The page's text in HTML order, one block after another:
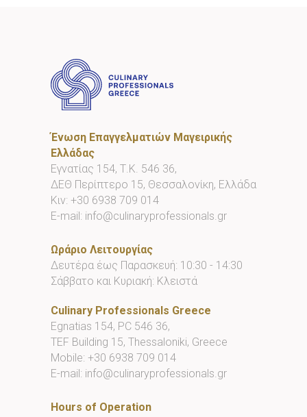
Ένωση Επαγγελματιών Μαγειρικής
Ελλάδας
Εγνατίας 154, Τ.Κ. 546 36,
ΔΕΘ Περίπτερο 15, Θεσσαλονίκη, Ελλάδα
Κιν: +30 6938 709 014
E-mail: info@culinaryprofessionals.gr
Ωράριο Λειτουργίας
Δευτέρα έως Παρασκευή: 10:30 - 14:30
Σάββατο και Κυριακή: Κλειστά
Culinary Professionals Greece
Egnatias 154, PC 546 36,
TEF Building 15, Thessaloniki, Greece
Mobile: +30 6938 709 014
E-mail: info@culinaryprofessionals.gr
Hours of Operation